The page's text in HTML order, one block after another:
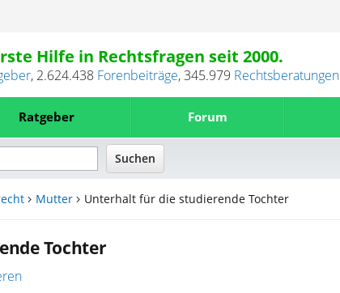
Hilfe in Rechtsfragen seit 2000.
, 2.624.438 Forenbeiträge,345.979 Rechtsberatungen
Ratgeber Forum
Mutter Unterhalt für die studierende Tochter
Tochter